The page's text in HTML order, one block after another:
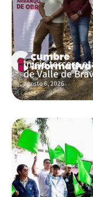
Inicia tercera
de Valle de
agosto 6, 2026